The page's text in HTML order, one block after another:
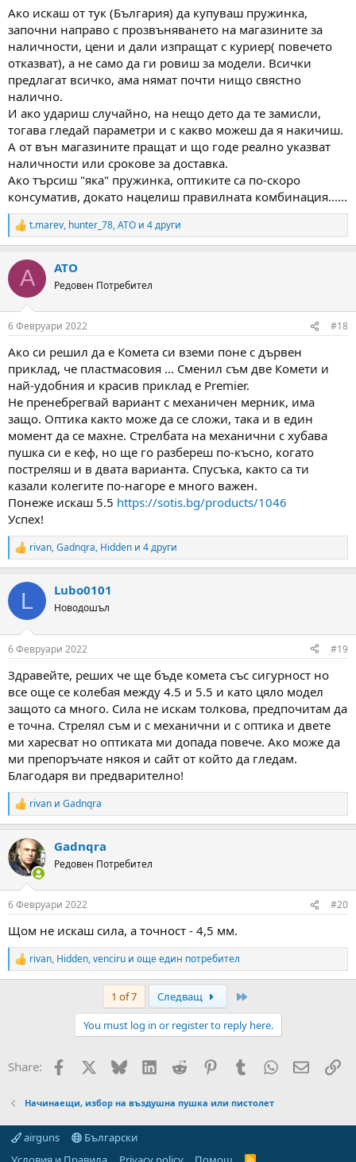
Ако искаш от тук (България) да купуваш пружинка,
започни направо с прозвъняването на магазините за
наличности, цени и дали изпращат с куриер( повечето
отказват), а не само да ги ровиш за модели. Всички
предлагат всичко, ама нямат почти нищо свястно
налично.
И ако удариш случайно, на нещо дето да те замисли,
тогава гледай параметри и с какво можеш да я накичиш.
А от вън магазините пращат и що годе реално указват
наличности или срокове за доставка.
Ако търсиш "яка" пружинка, оптиките са по-скоро
консуматив, докато нацелиш правилната комбинация......
R
e
c
i
s
t.marev, hunter_78,ATO и 4 други
A ATO
Редовен Потребител
6 Февруари 2022 #18
Ако си решил да е Комета си вземи поне с дървен
приклад, че пластмасовия ... Сменил съм две Комети и
най-удобния и красив приклад е Premier.
Не пренебрегвай вариант с механичен мерник, има
защо. Оптика както може да се сложи, така и в един
момент да се махне. Стрелбата на механични с хубава
пушка си е кеф, но ще го разбереш по-късно, когато
постреляш и в двата варианта. Спусъка, както са ти
казали колегите по-нагоре е много важен.
Понеже искаш 5.5 https://sotis.bg/products/1046
Успех!
R
e
c
i
s
rivan,Gadnqra, Hidden и 4 други
L Lubo0101
Новодошъл
6 Февруари 2022 #19
Здравейте, реших че ще бъде комета със сигурност но
все още се колебая между 4.5 и 5.5 и като цяло модел
защото са много. Сила не искам толкова, предпочитам да
е точна. Стрелял съм и с механични и с оптика и двете
ми харесват но оптиката ми допада повече. Ако може да
ми препоръчате някоя и сайт от който да гледам.
Благодаря ви предварително!
R
e
c
t
i
s
rivan и Gadnqra
Gadnqra
Редовен Потребител
6 Февруари 2022 #20
Щом не искаш сила, а точност - 4,5 мм.
R
e
s
rivan, Hidden,venciru и още един потребител
1 of 7 Следващ
You must log in or register to reply here.
Share: Facebook Bluesky LinkedInReddit PinterestTumblrWhatsApp
Email
Начинаещи, избор на въздушна пушка или пистолет
airguns
Български
R